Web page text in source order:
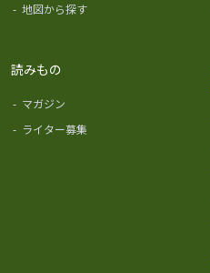
- 地図から探す
読みもの
- マガジン
- ライター募集